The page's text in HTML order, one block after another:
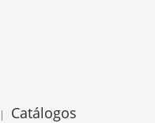
| Catálogos